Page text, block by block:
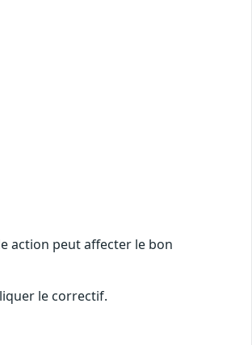
action peut affecter le bon
le correctif.